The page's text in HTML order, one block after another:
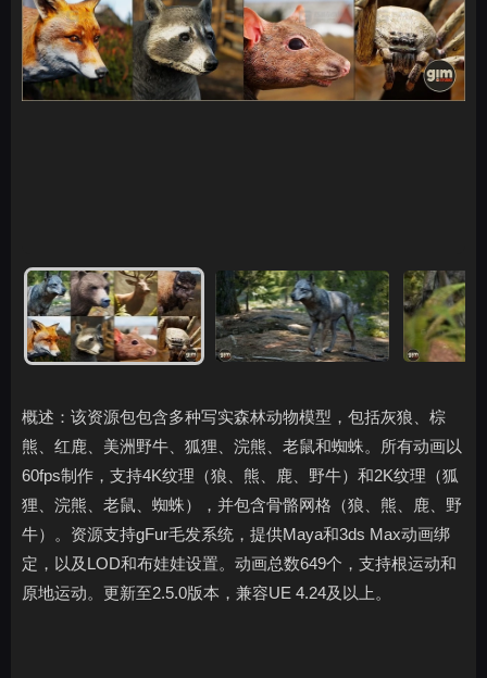
概述：该资源包包含多种写实森林动物模型，包括灰狼、棕
熊、红鹿、美洲野牛、狐狸、浣熊、老鼠和蜘蛛。所有动画以
60fps制作，支持4K纹理（狼、熊、鹿、野牛）和2K纹理（狐
狸、浣熊、老鼠、蜘蛛），并包含骨骼网格（狼、熊、鹿、野
牛）。资源支持gFur毛发系统，提供Maya和3ds Max动画绑
定，以及LOD和布娃娃设置。动画总数649个，支持根运动和
原地运动。更新至2.5.0版本，兼容UE 4.24及以上。